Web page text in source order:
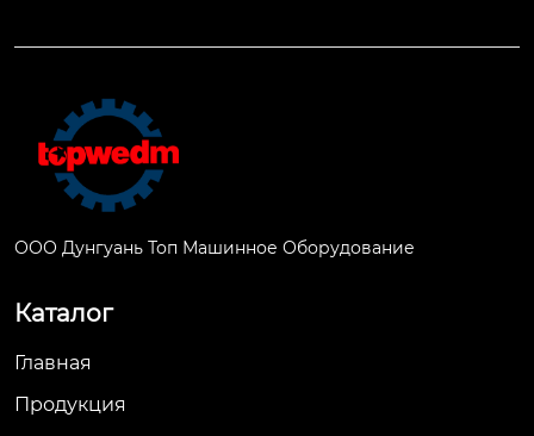
ООО Дунгуань Топ Машинное Оборудование
Каталог
Главная
Продукция